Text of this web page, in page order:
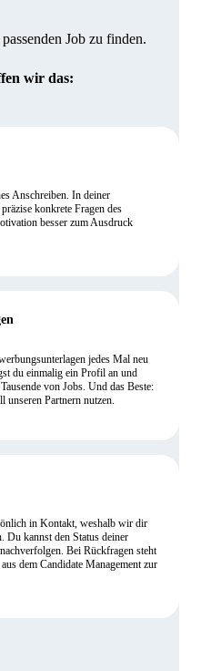
Job zu finden.
wir das:
Anschreiben. In deiner
konkrete Fragen des
besser zum Ausdruck
jedes Mal neu
du einmalig ein Profil an und
von Jobs. Und das Beste:
Partnern nutzen.
in Kontakt, weshalb wir dir
Du kannst den Status deiner
Bei Rückfragen steht
dem Candidate Management zur